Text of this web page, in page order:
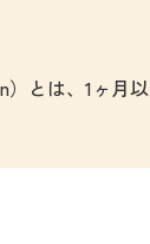
とは、1ヶ月